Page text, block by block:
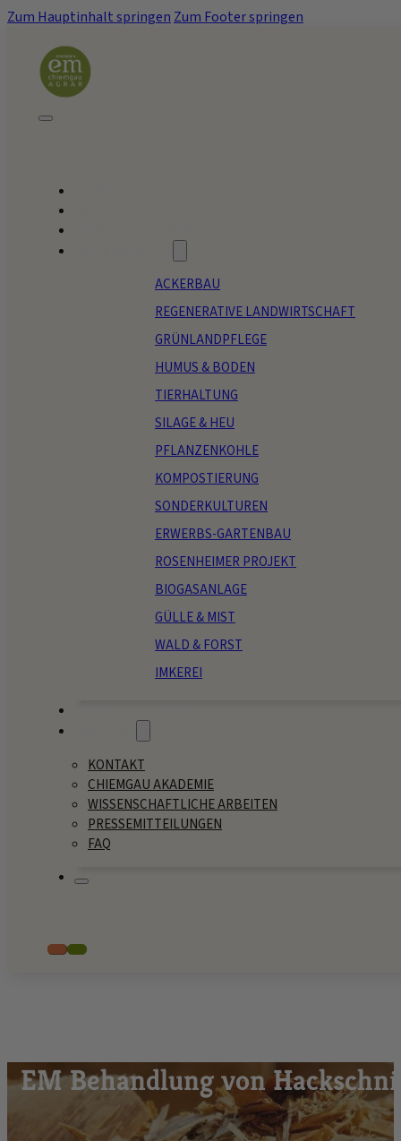
Zum Hauptinhalt springen Zum Footer springen
ACKERBAU
REGENERATIVE LANDWIRTSCHAFT
GRÜNLANDPFLEGE
HUMUS & BODEN
TIERHALTUNG
SILAGE & HEU
PFLANZENKOHLE
KOMPOSTIERUNG
SONDERKULTUREN
ERWERBS-GARTENBAU
ROSENHEIMER PROJEKT
BIOGASANLAGE
GÜLLE & MIST
WALD & FORST
IMKEREI
KONTAKT
CHIEMGAU AKADEMIE
WISSENSCHAFTLICHE ARBEITEN
PRESSEMITTEILUNGEN
FAQ
EM Behandlung von